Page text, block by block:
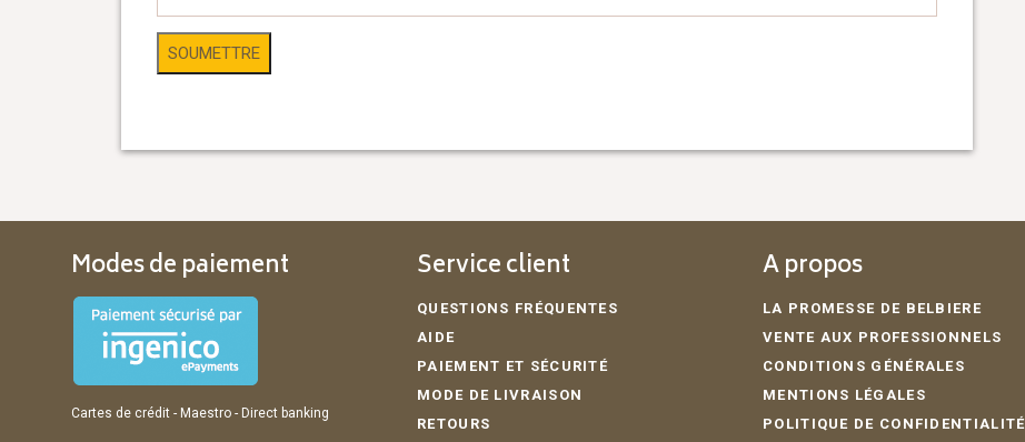
Modes de paiement
Cartes de crédit - Maestro - Direct banking
Service client
QUESTIONS FRÉQUENTES
AIDE
PAIEMENT ET SÉCURITÉ
MODE DE LIVRAISON
RETOURS
A propos
LA PROMESSE DE BELBIERE
VENTE AUX PROFESSIONNELS
CONDITIONS GÉNÉRALES
MENTIONS LÉGALES
POLITIQUE DE CONFIDENTIALITÉ